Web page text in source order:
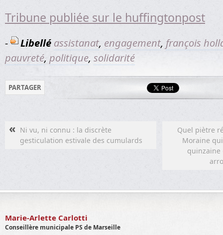
Tribune publiée sur le huffingtonpost
- Libellé assistanat, engagement, françois
pauvreté, politique, solidarité
PARTAGER
« Ni vu, ni connu : la discrète
gesticulation estivale des cumulards
Quel piètre
Moraine
quinzaine
Marie-Arlette Carlotti
Conseillère municipale PS de Marseille